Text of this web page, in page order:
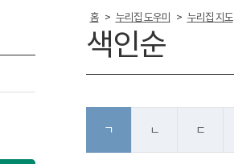
홈 > 누리집 도우미 > 누리집 지도
색인순
ㄱ ㄴ ㄷ